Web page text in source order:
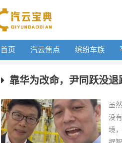
首页 汽云焦点 缤纷车族
靠华为改命，尹同跃没退
虽
没
境